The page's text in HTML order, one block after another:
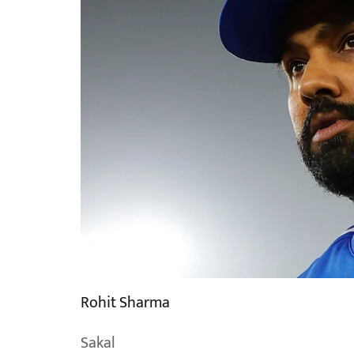
Rohit Sharma
Sakal